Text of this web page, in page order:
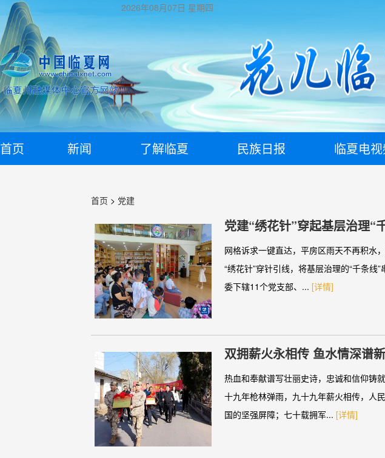
2026年08月07日 星期四
首页 新闻 了解临夏 民族日报 临夏电
首页 > 党建
党建“绣花针”穿起基层治理
治理提质增效
网格诉求一键直达，平房区雨天不再积
“绣花针”穿针引线，将基层治理的“千条
委下辖11个党支部、... [详情]
双拥薪火永相传 鱼水情深谱
热血和奉献谱写壮丽史诗，忠诚和信仰铸
十九年枪林弹雨，九十九年薪火相传，人
国的坚强屏障；七十载拥军... [详情]